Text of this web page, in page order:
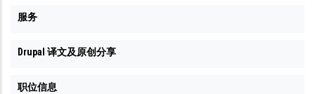
服务
Drupal 译文及原创分享
职位信息